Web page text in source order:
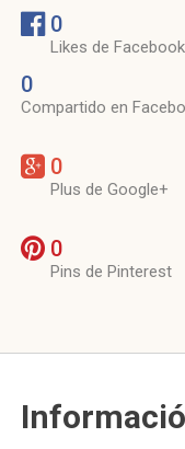
0
Likes de Facebook
0
Compartido en
0
Plus de Google+
0
Pins de Pinterest